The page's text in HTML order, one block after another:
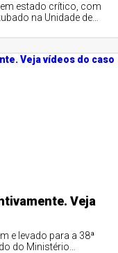
estado crítico, com
na Unidade de
Veja
e levado para a 38ª
do Ministério